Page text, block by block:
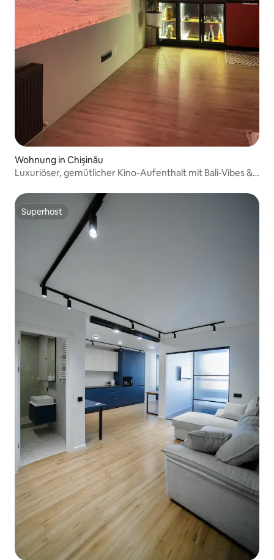
Wohnung in Chișinău
Luxuriöser, gemütlicher Kino-Aufenthalt mit Bali-Vibes &
Superhost
Superhost